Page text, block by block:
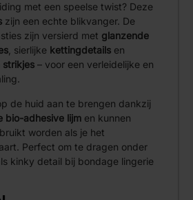
met een speelse twist? Deze
zijn een echte blikvanger. De
zijn versierd met glanzende
, sierlijke kettingdetails en
strikjes – voor een verleidelijke en
de huid aan te brengen dankzij
bio-adhesive lijm en kunnen
worden als je het
Perfect om te dragen onder
kinky detail bij bondage lingerie